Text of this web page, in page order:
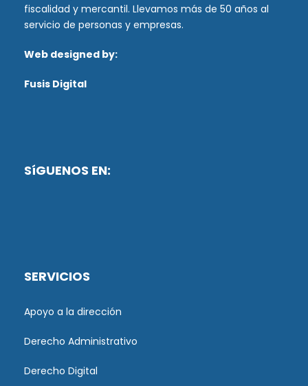
fiscalidad y mercantil. Llevamos más de 50 años al
servicio de personas y empresas.
Web designed by:
Fusis Digital
SíGUENOS EN:
SERVICIOS
Apoyo a la dirección
Derecho Administrativo
Derecho Digital